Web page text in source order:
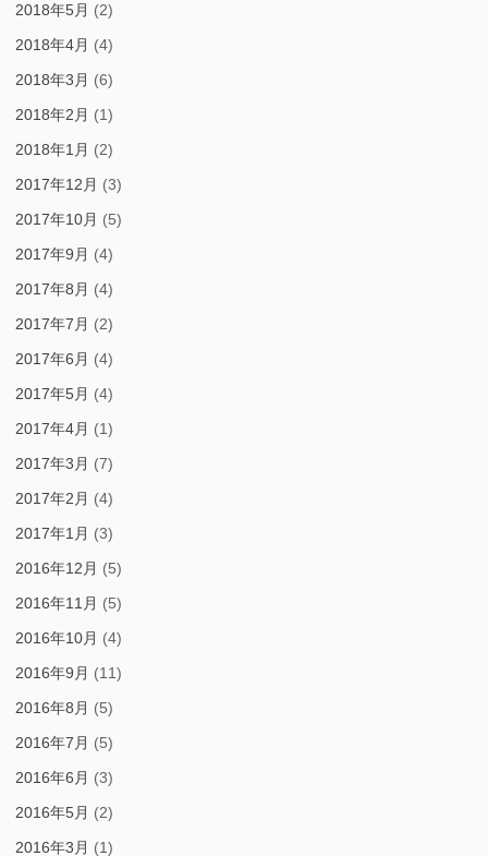
2018年5月 (2)
2018年4月 (4)
2018年3月 (6)
2018年2月 (1)
2018年1月 (2)
2017年12月 (3)
2017年10月 (5)
2017年9月 (4)
2017年8月 (4)
2017年7月 (2)
2017年6月 (4)
2017年5月 (4)
2017年4月 (1)
2017年3月 (7)
2017年2月 (4)
2017年1月 (3)
2016年12月 (5)
2016年11月 (5)
2016年10月 (4)
2016年9月 (11)
2016年8月 (5)
2016年7月 (5)
2016年6月 (3)
2016年5月 (2)
2016年3月 (1)